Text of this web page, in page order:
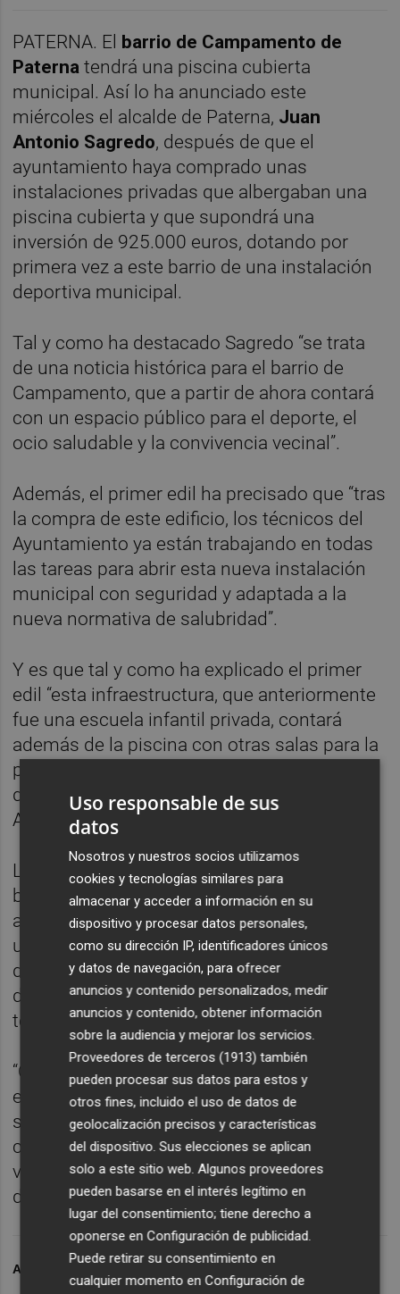
PATERNA. El barrio de Campamento de
Paterna tendrá una piscina cubierta
municipal. Así lo ha anunciado este
miércoles el alcalde de Paterna, Juan
Antonio Sagredo, después de que el
ayuntamiento haya comprado unas
instalaciones privadas que albergaban una
piscina cubierta y que supondrá una
inversión de 925.000 euros, dotando por
primera vez a este barrio de una instalación
deportiva municipal.
Tal y como ha destacado Sagredo “se trata
de una noticia histórica para el barrio de
Campamento, que a partir de ahora contará
con un espacio público para el deporte, el
ocio saludable y la convivencia vecinal”.
Además, el primer edil ha precisado que “tras
la compra de este edificio, los técnicos del
Ayuntamiento ya están trabajando en todas
las tareas para abrir esta nueva instalación
municipal con seguridad y adaptada a la
nueva normativa de salubridad”.
Y es que tal y como ha explicado el primer
edil “esta infraestructura, que anteriormente
fue una escuela infantil privada, contará
además de la piscina con otras salas para la
práctica deportiva aumentando así la oferta
deportiva que ofrecemos desde el
Ayuntamiento”.
La piscina se encuentra en pleno centro del
barrio, en la calle Blasco Ibáñez, muy
accesible a todos sus residentes, y supone
un paso más del modelo de ciudad que está
diseñando el Ejecutivo socialista para dotar
de servicios e instalaciones deportivas a
todos los barrios de Paterna.
“Con esta actuación, seguimos avanzando
en nuestro compromiso de acercar los
servicios públicos a todos los barrios de la
ciudad y de invertir en mejorar la calidad de
vida de los paterneros y paterneras, vivan
donde vivan”, ha subrayado Sagredo.
ARCHIVADO EN
Uso responsable de sus
datos
Nosotros y nuestros socios utilizamos
cookies y tecnologías similares para
almacenar y acceder a información en su
dispositivo y procesar datos personales,
como su dirección IP, identificadores únicos
y datos de navegación, para ofrecer
anuncios y contenido personalizados, medir
anuncios y contenido, obtener información
sobre la audiencia y mejorar los servicios.
Proveedores de terceros (1913) también
pueden procesar sus datos para estos y
otros fines, incluido el uso de datos de
geolocalización precisos y características
del dispositivo. Sus elecciones se aplican
solo a este sitio web. Algunos proveedores
pueden basarse en el interés legítimo en
lugar del consentimiento; tiene derecho a
oponerse enConfiguración de publicidad
Puede retirar su consentimiento en
cualquier momento enConfiguración de